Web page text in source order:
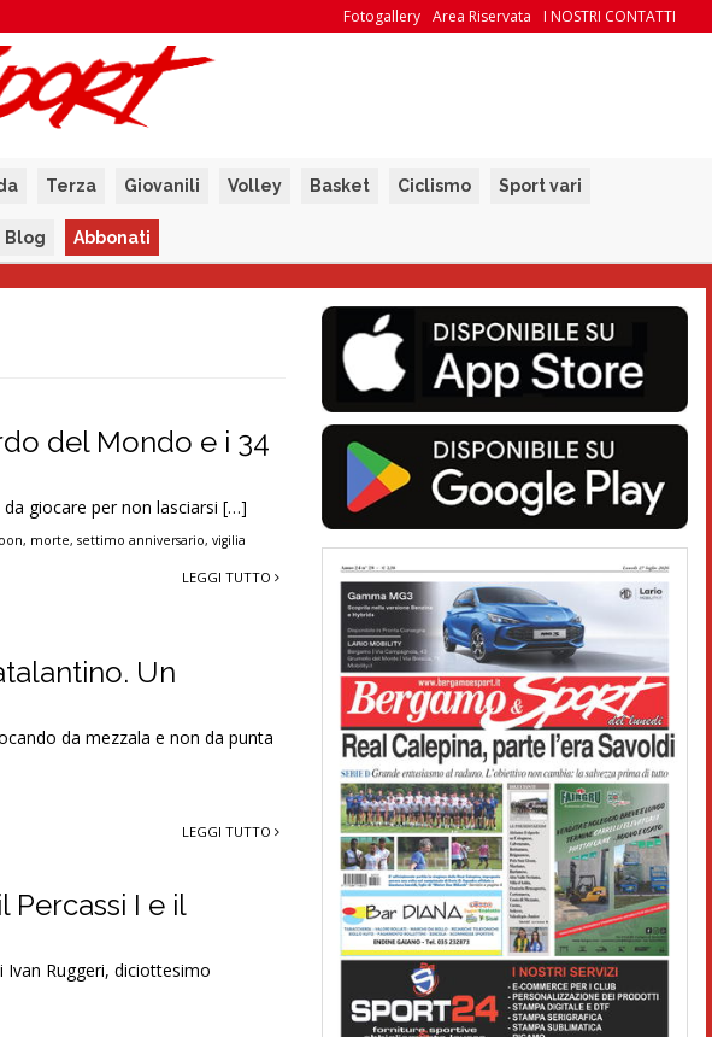
I NOSTRI CONTATTI
Area Riservata
Fotogallery
Terza Giovanili Volley Basket Ciclismo Sport vari
Blog Abbonati
del Mondo e i 34
da giocare per non lasciarsi […]
, morte,settimo anniversario,vigilia
LEGGI TUTTO
Un
da mezzala e non da punta
LEGGI TUTTO
Percassi I e il
Ivan Ruggeri, diciottesimo